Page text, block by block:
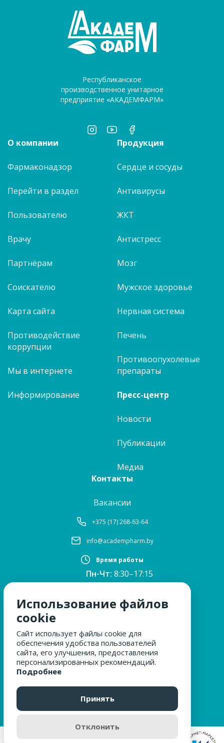
Республиканское
производственное унитарное
предприятие «АКАДЕМФАРМ»
О компании
Фармаконадзор
Перейти в раздел
Пользователю
Врачу
Партнёрам
Соискателю
Карта сайта
Противодействие
коррупции
Мы в интернете
Информирование
Продукция
Сердце и сосуды
Антивирусы
ЖКТ
Антистресс
Мозг
Мужское здоровье
Нервная система
Печень
Противоопухолевые
препараты
Пресс-центр
Новости
Публикации
Медиа
Контакты
Вакансии
+375 (17) 268-63-64
info@academpharm.by
Время работы
Пн-Чт: 8:30–17:15
ПТ:8:30–16:00
12:30–13:00
Сб, Вс:выходные
МЫ ЗА БЕЗОПАСНОСТЬ
ОБРАЩЕНИЯ ГРАЖДАН
Использование файлов
cookie
Сайт использует файлы cookie для
обеспечения удобства пользователей
сайта, его улучшения, предоставления
персонализированных рекомендаций.
Подробнее
Принять
Отклонить